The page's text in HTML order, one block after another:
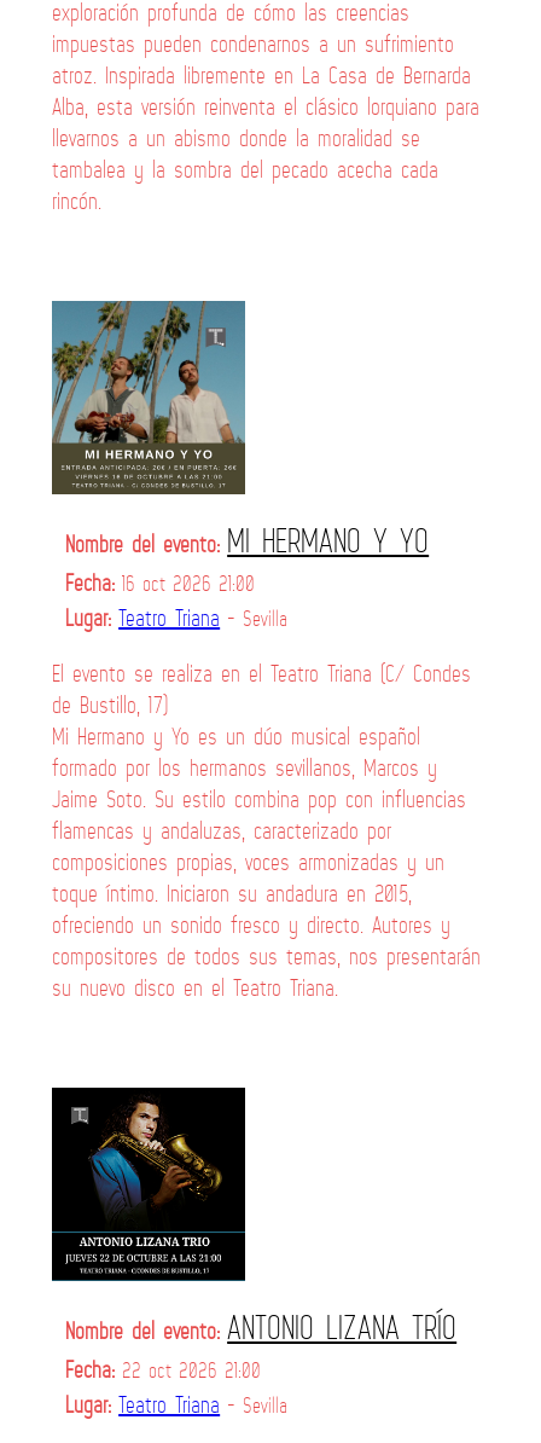
exploración profunda de cómo las creencias
impuestas pueden condenarnos a un sufrimiento
atroz. Inspirada libremente en La Casa de Bernarda
Alba, esta versión reinventa el clásico lorquiano para
llevarnos a un abismo donde la moralidad se
tambalea y la sombra del pecado acecha cada
rincón.
Nombre del evento: MI HERMANO Y YO
Fecha: 16 oct 2026 21:00
Lugar: Teatro Triana - Sevilla
El evento se realiza en el Teatro Triana (C/ Condes
de Bustillo, 17)
Mi Hermano y Yo es un dúo musical español
formado por los hermanos sevillanos, Marcos y
Jaime Soto. Su estilo combina pop con influencias
flamencas y andaluzas, caracterizado por
composiciones propias, voces armonizadas y un
toque íntimo. Iniciaron su andadura en 2015,
ofreciendo un sonido fresco y directo. Autores y
compositores de todos sus temas, nos presentarán
su nuevo disco en el Teatro Triana.
Nombre del evento: ANTONIO LIZANA TRÍO
Fecha: 22 oct 2026 21:00
Lugar: Teatro Triana - Sevilla